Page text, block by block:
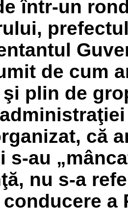
într-un
de cum
plin de
că
s-au
nu s-a
a